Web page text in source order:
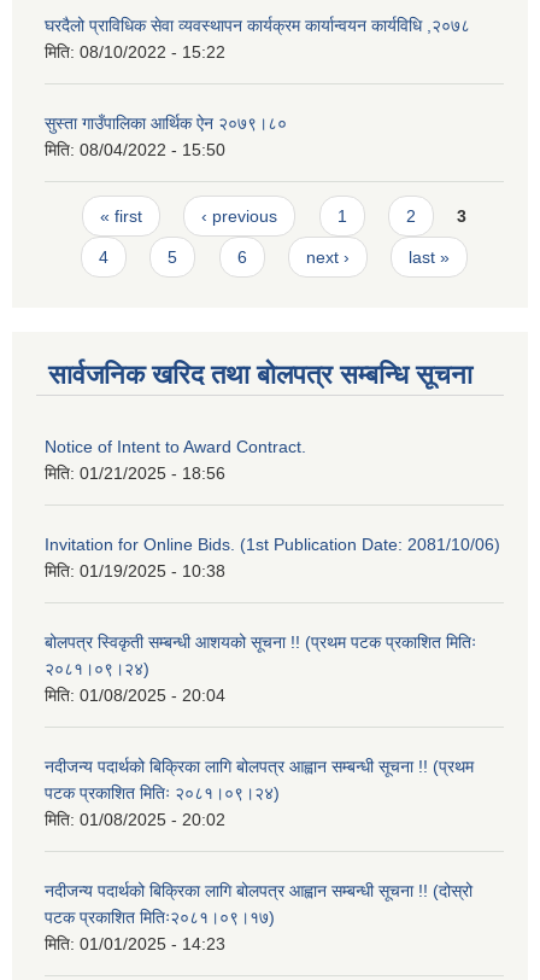
घरदैलो प्राविधिक सेवा व्यवस्थापन कार्यक्रम कार्यान्वयन कार्यविधि ,२०७८
मिति: 08/10/2022 - 15:22
सुस्ता गाउँपालिका आर्थिक ऐन २०७९।८०
मिति: 08/04/2022 - 15:50
Pages
« first ‹ previous 1 2 3
4 5 6 next › last »
सार्वजनिक खरिद तथा बोलपत्र सम्बन्धि सूचना
Notice of Intent to Award Contract.
मिति: 01/21/2025 - 18:56
Invitation for Online Bids. (1st Publication Date: 2081/10/06)
मिति: 01/19/2025 - 10:38
बोलपत्र स्विकृती सम्बन्धी आशयको सूचना !! (प्रथम पटक प्रकाशित मितिः
२०८१।०९।२४)
मिति: 01/08/2025 - 20:04
नदीजन्य पदार्थको बिक्रिका लागि बोलपत्र आह्वान सम्बन्धी सूचना !! (प्रथम
पटक प्रकाशित मितिः २०८१।०९।२४)
मिति: 01/08/2025 - 20:02
नदीजन्य पदार्थको बिक्रिका लागि बोलपत्र आह्वान सम्बन्धी सूचना !! (दोस्रो
पटक प्रकाशित मितिः२०८१।०९।१७)
मिति: 01/01/2025 - 14:23